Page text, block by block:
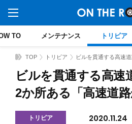
TO メンテナンス トリビア
TOP トリビア
ビルを貫通する高速
2か所ある「高速道路
トリビア 2020.11.24